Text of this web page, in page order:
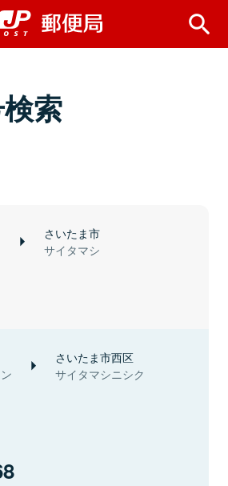
索
さいたま市
サイタマシ
さいたま市西区
サイタマシニシク